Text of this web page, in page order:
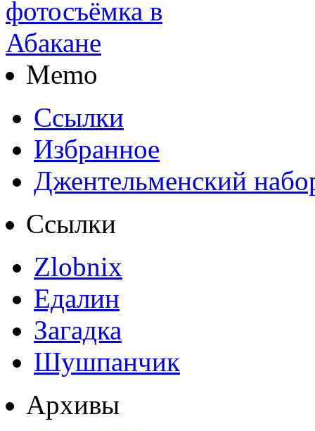
Memo
Ссылки
Избранное
Джентельменский
Ссылки
Zlobnix
Едалин
Загадка
Шушпанчик
Архивы